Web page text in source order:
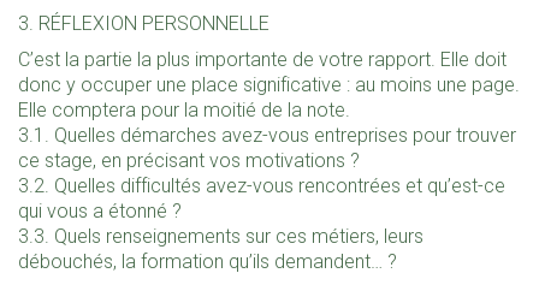
3. RÉFLEXION PERSONNELLE
C’est la partie la plus importante de votre rapport. Elle doit
donc y occuper une place significative : au moins une page.
Elle comptera pour la moitié de la note.
3.1. Quelles démarches avez-vous entreprises pour trouver
ce stage, en précisant vos motivations ?
3.2. Quelles difficultés avez-vous rencontrées et qu’est-ce
qui vous a étonné ?
3.3. Quels renseignements sur ces métiers, leurs
débouchés, la formation qu’ils demandent… ?